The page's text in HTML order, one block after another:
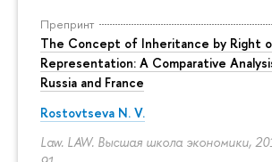
Препринт
The Concept of Inheritance by Right
Representation: A Comparative
Russia and France
Rostovtseva N. V.
Law. LAW. Высшая школа экономики,